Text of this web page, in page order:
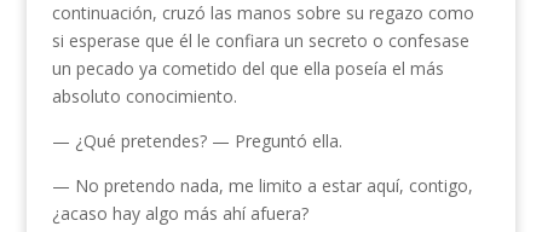
continuación, cruzó las manos sobre su regazo como
si esperase que él le confiara un secreto o confesase
un pecado ya cometido del que ella poseía el más
absoluto conocimiento.
— ¿Qué pretendes? — Preguntó ella.
— No pretendo nada, me limito a estar aquí, contigo,
¿acaso hay algo más ahí afuera?